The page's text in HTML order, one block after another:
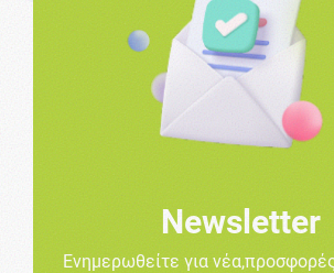
Newsletter
Ενημερωθείτε για